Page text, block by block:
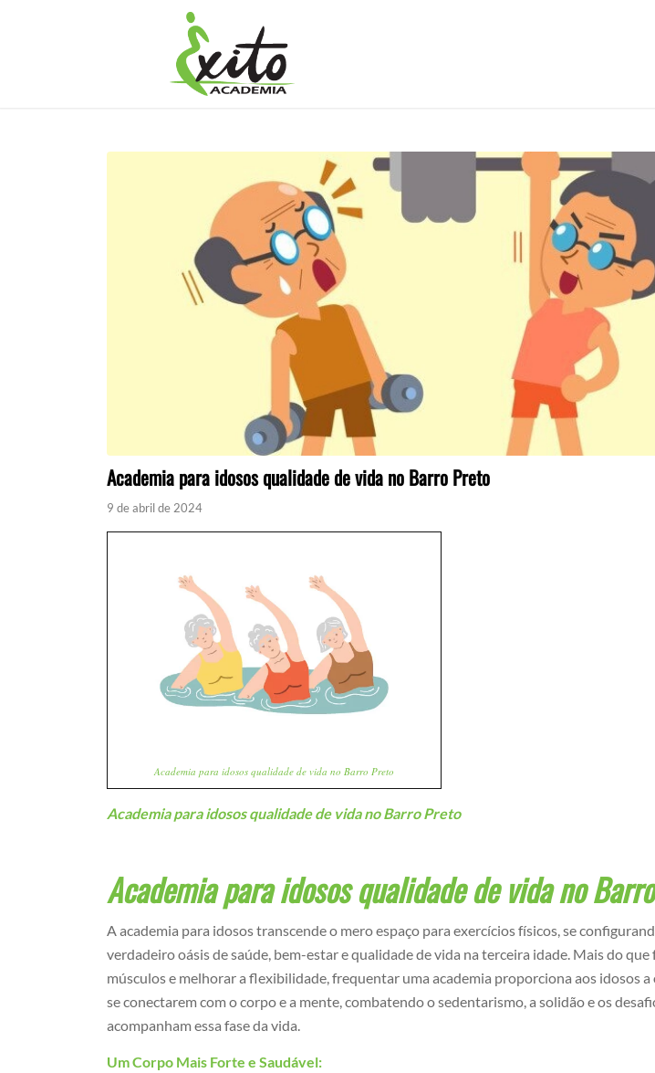
Academia para idosos qualidade de vida no Barro Preto
9 de abril de 2024
Academia para idosos qualidade de vida no Barro Preto
Academia para idosos qualidade de vida no Barro Preto
Academia para idosos qualidade de vida no
A academia para idosos transcende o mero espaço para exercícios físicos, se
verdadeiro oásis de saúde, bem-estar e qualidade de vida na terceira idade. Mais do
músculos e melhorar a flexibilidade, frequentar uma academia proporciona aos idosos
se conectarem com o corpo e a mente, combatendo o sedentarismo, a solidão e os
acompanham essa fase da vida.
Um Corpo Mais Forte e Saudável: